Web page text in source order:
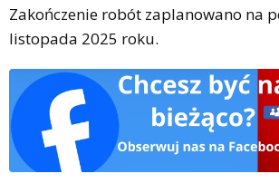
Zakończenie robót zaplanowano na
listopada 2025 roku.